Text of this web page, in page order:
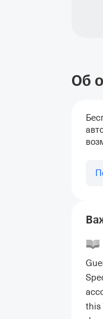
Об
this